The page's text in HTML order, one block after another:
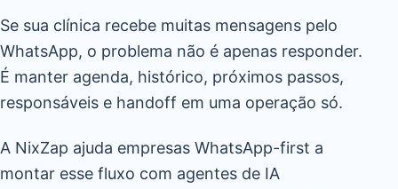
Se sua clínica recebe muitas mensagens pelo
WhatsApp, o problema não é apenas responder.
É manter agenda, histórico, próximos passos,
responsáveis e handoff em uma operação só.
A NixZap ajuda empresas WhatsApp-first a
montar esse fluxo com agentes de IA